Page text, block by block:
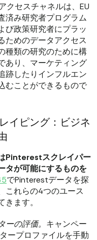
クセスチャネルは、EU
済み研究者プログラム
び政策研究者にプラッ
ためのデータアクセス
種類の研究のために構
あり、マーケティング
跡したりインフルエン
むことができるもので
イピング：ビジネ
Pinterestスクレイパー
タが可能にするものを
でPinterestデータを探
これらの4つのユース
ます。
の評価。 キャンペー
ープロファイルを手動